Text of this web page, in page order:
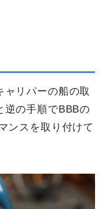
ャリパーの船の取
逆の手順でBBBの
ンスを取り付けて